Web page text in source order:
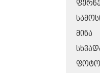
ᲛᲘᲜᲐ
ᲤᲝᲢᲝ